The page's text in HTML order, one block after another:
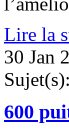
Lire la
30 Jan
Sujet(s):
600